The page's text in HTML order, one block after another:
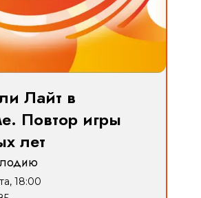
Лайт в
Повтор игры
лет
18:00